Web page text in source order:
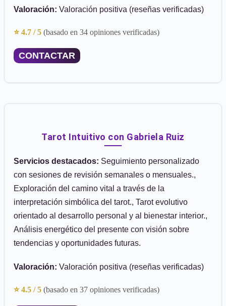
Valoración: Valoración positiva (reseñas verificadas)
⭐ 4.7 / 5 (basado en 34 opiniones verificadas)
CONTACTAR
Tarot Intuitivo con Gabriela Ruiz
Servicios destacados: Seguimiento personalizado
con sesiones de revisión semanales o mensuales.,
Exploración del camino vital a través de la
interpretación simbólica del tarot., Tarot evolutivo
orientado al desarrollo personal y al bienestar interior.,
Análisis energético del presente con visión sobre
tendencias y oportunidades futuras.
Valoración: Valoración positiva (reseñas verificadas)
⭐ 4.5 / 5 (basado en 37 opiniones verificadas)